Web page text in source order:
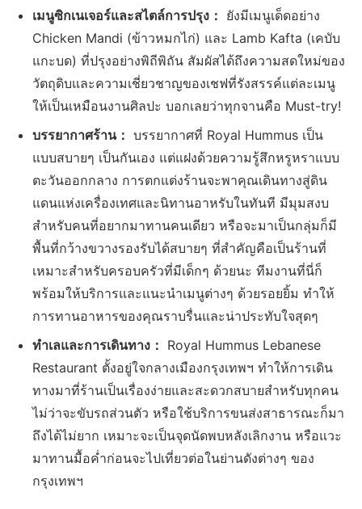
เมนูซิกเนเจอร์และสไตล์การปรุง： ยังมีเมนูเด็ดอย่าง
Chicken Mandi (ข้าวหมกไก่) และ Lamb Kafta (เคบับ
แกะบด) ที่ปรุงอย่างพิถีพิถัน สัมผัสได้ถึงความสดใหม่ของ
วัตถุดิบและความเชี่ยวชาญของเชฟที่รังสรรค์แต่ละเมนู
ให้เป็นเหมือนงานศิลปะ บอกเลยว่าทุกจานคือ Must-try!
บรรยากาศร้าน： บรรยากาศที่ Royal Hummus เป็น
แบบสบายๆ เป็นกันเอง แต่แฝงด้วยความรู้สึกหรูหราแบบ
ตะวันออกกลาง การตกแต่งร้านจะพาคุณเดินทางสู่ดิน
แดนแห่งเครื่องเทศและนิทานอาหรับในทันที มีมุมสงบ
สำหรับคนที่อยากมาทานคนเดียว หรือจะมาเป็นกลุ่มก็มี
พื้นที่กว้างขวางรองรับได้สบายๆ ที่สำคัญคือเป็นร้านที่
เหมาะสำหรับครอบครัวที่มีเด็กๆ ด้วยนะ ทีมงานที่นี่ก็
พร้อมให้บริการและแนะนำเมนูต่างๆ ด้วยรอยยิ้ม ทำให้
การทานอาหารของคุณราบรื่นและน่าประทับใจสุดๆ
ทำเลและการเดินทาง： Royal Hummus Lebanese
Restaurant ตั้งอยู่ใจกลางเมืองกรุงเทพฯ ทำให้การเดิน
ทางมาที่ร้านเป็นเรื่องง่ายและสะดวกสบายสำหรับทุกคน
ไม่ว่าจะขับรถส่วนตัว หรือใช้บริการขนส่งสาธารณะก็มา
ถึงได้ไม่ยาก เหมาะจะเป็นจุดนัดพบหลังเลิกงาน หรือแวะ
มาทานมื้อค่ำก่อนจะไปเที่ยวต่อในย่านดังต่างๆ ของ
กรุงเทพฯ